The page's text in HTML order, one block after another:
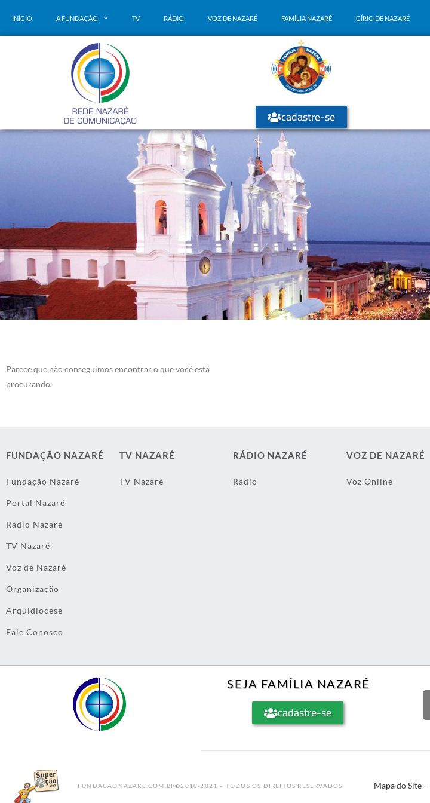
INÍCIO A FUNDAÇÃO TV RÁDIO VOZ DE NAZARÉ FAMÍLIA NAZARÉ CÍRIO DE NAZARÉ
cadastre-se
Parece que não conseguimos encontrar o que você está
procurando.
FUNDAÇÃO NAZARÉ
Fundação Nazaré
Portal Nazaré
Rádio Nazaré
TV Nazaré
Voz de Nazaré
Organização
Arquidiocese
Fale Conosco
TV NAZARÉ
TV Nazaré
RÁDIO NAZARÉ
Rádio
VOZ DE NAZARÉ
Voz Online
SEJA FAMÍLIA NAZARÉ
cadastre-se
FUNDACAONAZARE.COM.BR©2010-2021 – TODOS OS DIREITOS RESERVADOS. Mapa do Site–